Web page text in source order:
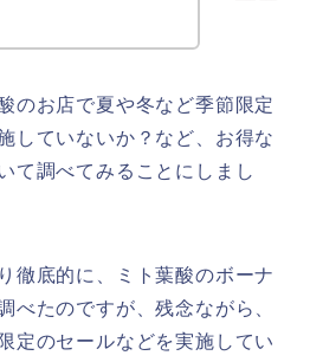
のお店で夏や冬など季節限定
していないか？など、お得な
て調べてみることにしまし
徹底的に、ミト葉酸のボーナ
べたのですが、残念ながら、
定のセールなどを実施してい